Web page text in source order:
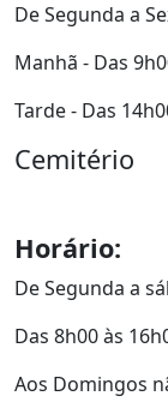
De Segunda a
Manhã - Das
Tarde - Das
Cemitério
Horário:
De Segunda a
Das 8h00 às
Aos Domingos